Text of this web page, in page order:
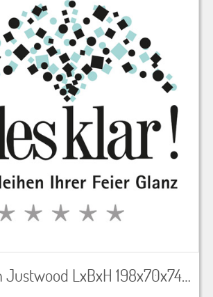
Banketttisch Justwood LxBxH 198x70x74 cm